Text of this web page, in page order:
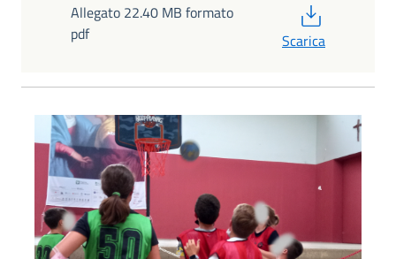
Allegato 22.40 MB formato
pdf
Scarica
foto